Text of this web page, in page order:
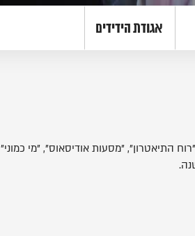
אגודת הידידים
"רוח התיאטרון", "מסעות אודיסאוס", "מי כמוני"